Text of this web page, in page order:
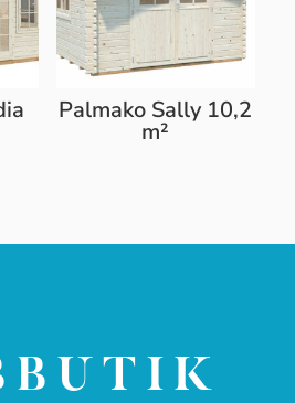
Palmako Sally 10,2
m²